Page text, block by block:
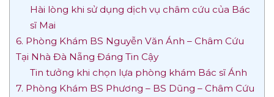
Hài lòng khi sử dụng dịch vụ châm cứu của Bác
sĩ Mai
6. Phòng Khám BS Nguyễn Văn Ánh – Châm Cứu
Tại Nhà Đà Nẵng Đáng Tin Cậy
Tin tưởng khi chọn lựa phòng khám Bác sĩ Ánh
7. Phòng Khám BS Phương – BS Dũng – Châm Cứu